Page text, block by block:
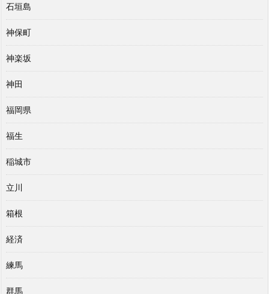
石垣島
神保町
神楽坂
神田
福岡県
福生
稲城市
立川
箱根
経済
練馬
群馬